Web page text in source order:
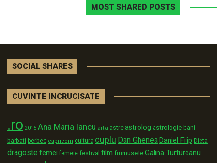
MOST SHARED POSTS
SOCIAL SHARES
CUVINTE INCRUCISATE
.ro 2015 Ana Maria Iancu arta astre astrolog astrologie bani
barbati berbec capricorn cultura cuplu Dan GheneaDaniel Filip Dieta
dragoste femei femeie festival film frumusete Galina Turtureanu